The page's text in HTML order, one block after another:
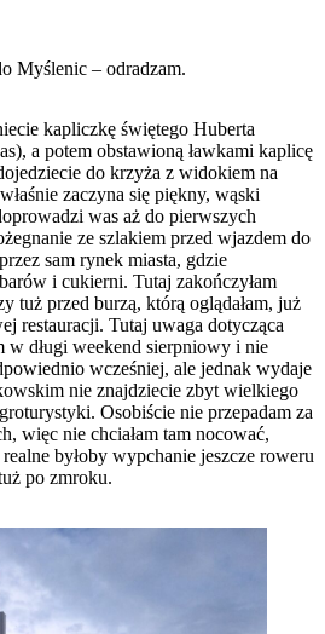
Myślenic – odradzam.
kapliczkę świętego Huberta
a potem obstawioną ławkami kaplicę
do krzyża z widokiem na
zaczyna się piękny, wąski
was aż do pierwszych
ze szlakiem przed wjazdem do
sam rynek miasta, gdzie
i cukierni. Tutaj zakończyłam
tuż przed burzą, którą oglądałam, już
restauracji. Tutaj uwaga dotycząca
w długi weekend sierpniowy i nie
wcześniej, ale jednak wydaje
nie znajdziecie zbyt wielkiego
Osobiście nie przepadam za
więc nie chciałam tam nocować,
byłoby wypchanie jeszcze roweru
po zmroku.